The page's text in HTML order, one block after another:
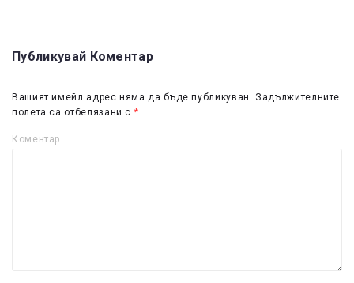
Публикувай Коментар
Вашият имейл адрес няма да бъде публикуван. Задължителните
полета са отбелязани с *
Коментар